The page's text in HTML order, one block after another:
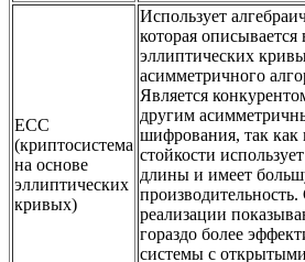
ECC
(криптосистема
на основе
эллиптических
кривых)
Использует
которая
эллиптических
асимметричного
Является
другим
шифрования, так как
стойкости
длины и имеет
реализации
гораздо более
системы с